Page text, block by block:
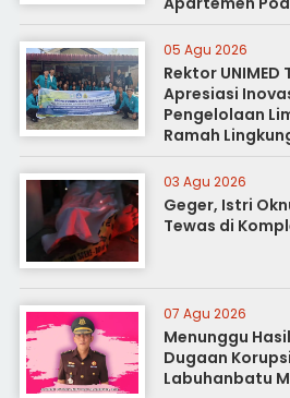
05 Agu 2026
Rektor UNIMED
Apresiasi
Pengelolaan
Ramah
03 Agu 2026
Geger, Istri
Tewas di
07 Agu 2026
Menunggu
Dugaan
Labuhanbatu